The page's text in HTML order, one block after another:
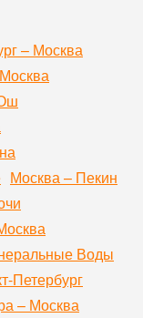
– Москва
Москва – Пекин
Воды
Петербург
– Москва